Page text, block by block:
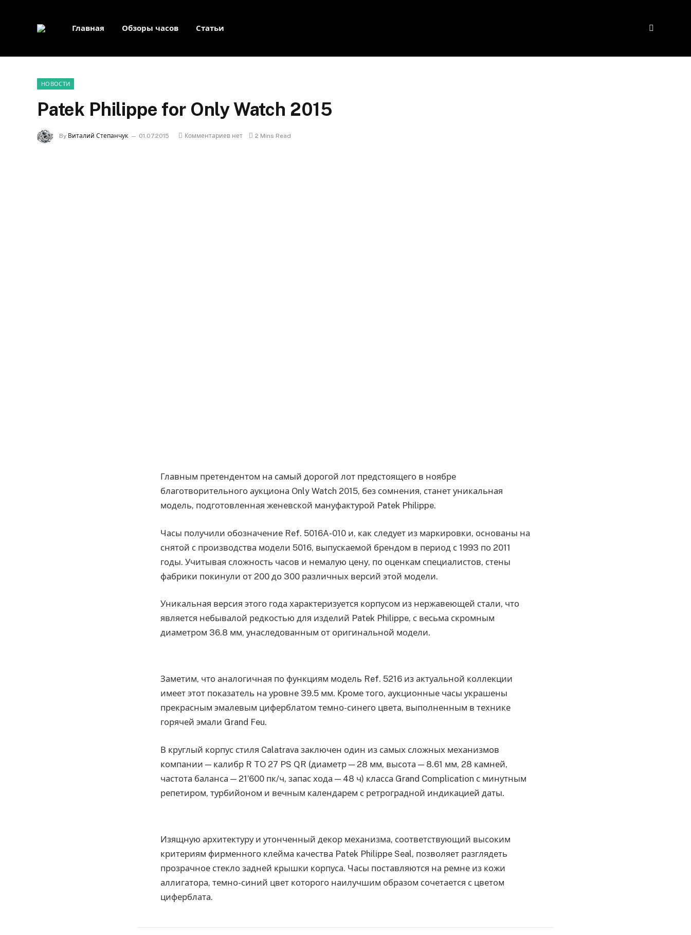
Главная Обзоры часов Статьи
НОВОСТИ
Patek Philippe for Only Watch 2015
By Виталий Степанчук 01.07.2015 Комментариев нет 2 Mins Read
Главным претендентом на самый дорогой лот предстоящего в ноябре
благотворительного аукциона Only Watch 2015, без сомнения, станет уникальная
модель, подготовленная женевской мануфактурой Patek Philippe.
Часы получили обозначение Ref. 5016A-010 и, как следует из маркировки, основаны на
снятой с производства модели 5016, выпускаемой брендом в период с 1993 по 2011
годы. Учитывая сложность часов и немалую цену, по оценкам специалистов, стены
фабрики покинули от 200 до 300 различных версий этой модели.
Уникальная версия этого года характеризуется корпусом из нержавеющей стали, что
является небывалой редкостью для изделий Patek Philippe, с весьма скромным
диаметром 36.8 мм, унаследованным от оригинальной модели.
Заметим, что аналогичная по функциям модель Ref. 5216 из актуальной коллекции
имеет этот показатель на уровне 39.5 мм. Кроме того, аукционные часы украшены
прекрасным эмалевым циферблатом темно-синего цвета, выполненным в технике
горячей эмали Grand Feu.
В круглый корпус стиля Calatrava заключен один из самых сложных механизмов
компании — калибр R TO 27 PS QR (диаметр — 28 мм, высота — 8.61 мм, 28 камней,
частота баланса — 21’600 пк/ч, запас хода — 48 ч) класса Grand Complication с минутным
репетиром, турбийоном и вечным календарем с ретроградной индикацией даты.
Изящную архитектуру и утонченный декор механизма, соответствующий высоким
критериям фирменного клейма качества Patek Philippe Seal, позволяет разглядеть
прозрачное стекло задней крышки корпуса. Часы поставляются на ремне из кожи
аллигатора, темно-синий цвет которого наилучшим образом сочетается с цветом
циферблата.